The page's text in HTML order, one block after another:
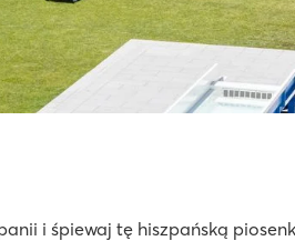
i śpiewaj tę hiszpańską